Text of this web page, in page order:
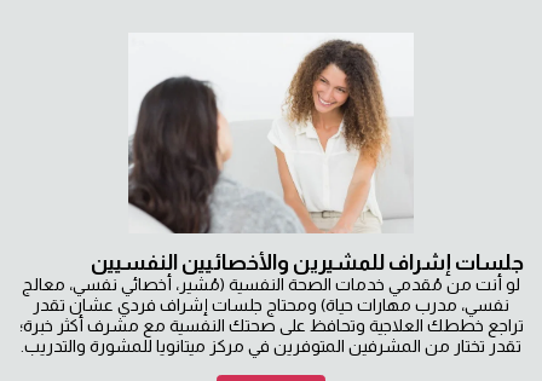
جلسات إشراف للمشيرين والأخصائيين النفسيين
لو أنت من مُقدمي خدمات الصحة النفسية (مُشير، أخصائي نفسي، معالج
نفسي، مدرب مهارات حياة) ومحتاج جلسات إشراف فردي عشان تقدر
تراجع خططك العلاجية وتحافظ على صحتك النفسية مع مشرف أكثر خبرة؛
تقدر تختار من المشرفين المتوفرين في مركز ميتانويا للمشورة والتدريب.